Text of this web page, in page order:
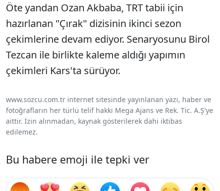
Öte yandan Ozan Akbaba, TRT tabii için
hazırlanan "Çırak" dizisinin ikinci sezon
çekimlerine devam ediyor. Senaryosunu Birol
Tezcan ile birlikte kaleme aldığı yapımın
çekimleri Kars'ta sürüyor.
www.sozcu.com.tr internet sitesinde yayınlanan yazı, haber ve
fotoğrafların her türlü telif hakkı Mega Ajans ve Rek. Tic. A.Ş'ye
aittir. İzin alınmadan, kaynak gösterilerek dahi iktibas
edilemez.
Bu habere emoji ile tepki ver